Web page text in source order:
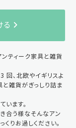
る
ティーク家具と雑貨
回、北欧やイギリスよ
雑貨がぎっしり詰ま
ます。
合う様なそんなアン
りお過しください。